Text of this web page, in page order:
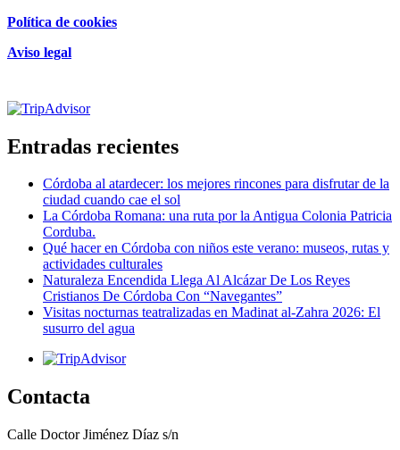
Política de cookies
Aviso legal
Entradas recientes
Córdoba al atardecer: los mejores rincones para disfrutar de la
ciudad cuando cae el sol
La Córdoba Romana: una ruta por la Antigua Colonia Patricia
Corduba.
Qué hacer en Córdoba con niños este verano: museos, rutas y
actividades culturales
Naturaleza Encendida Llega Al Alcázar De Los Reyes
Cristianos De Córdoba Con “Navegantes”
Visitas nocturnas teatralizadas en Madinat al-Zahra 2026: El
susurro del agua
Contacta
Calle Doctor Jiménez Díaz s/n